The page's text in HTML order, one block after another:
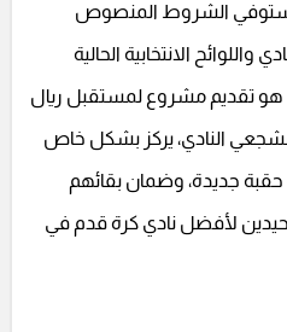
يستوفي الشروط المنصوص
الانتخابية الحالية
تقديم مشروع لمستقبل ريال
النادي، يركز بشكل خاص
جديدة، وضمان بقائهم
لأفضل نادي كرة قدم في